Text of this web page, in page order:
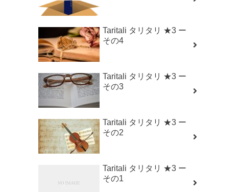
Taritali タリタリ ★3 ー
その4
Taritali タリタリ ★3 ー
その3
Taritali タリタリ ★3 ー
その2
Taritali タリタリ ★3 ー
その1